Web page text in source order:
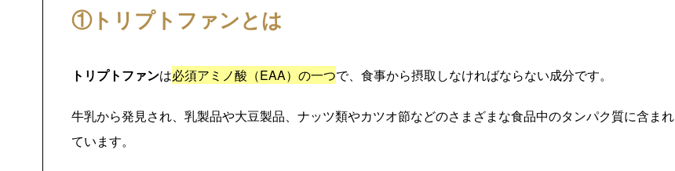
①トリプトファンとは
トリプトファンは必須アミノ酸（EAA）の一つで、食事から摂取しなければならない成分です。
牛乳から発見され、乳製品や大豆製品、ナッツ類やカツオ節などのさまざまな食品中のタンパク質に含まれ
ています。